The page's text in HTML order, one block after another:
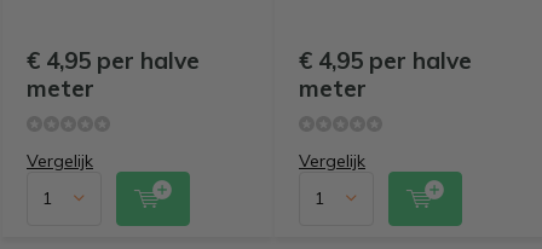
€ 4,95 per halve
meter
Vergelijk
€ 4,95 per halve
meter
Vergelijk